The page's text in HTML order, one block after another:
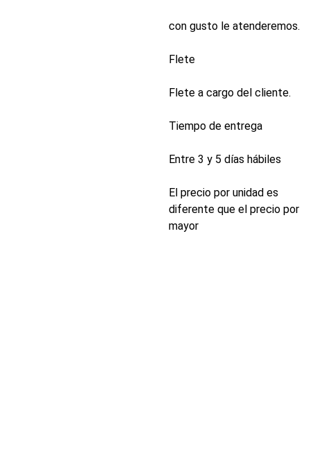
con gusto le atenderemos.
Flete
Flete a cargo del cliente.
Tiempo de entrega
Entre 3 y 5 días hábiles
El precio por unidad es
diferente que el precio por
mayor